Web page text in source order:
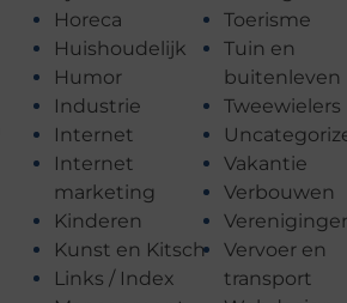
Horeca
Huishoudelijk
Humor
Industrie
Internet
Internet
marketing
Kinderen
Kunst en Kitsch
Links / Index
Toerisme
Tuin en
buitenleven
Tweewielers
Vakantie
Verbouwen
Vervoer en
transport